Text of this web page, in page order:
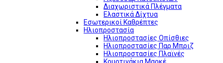
Διαχωριστικά Πλέγματα
Ελαστικά Δίχτυα
Εσωτερικοί Καθρέπτες
Ηλιοπροστασία
Ηλιοπροστασίες Οπίσθιες
Ηλιοπροστασίες Παρ Μπριζ
Ηλιοπροστασίες Πλαϊνές